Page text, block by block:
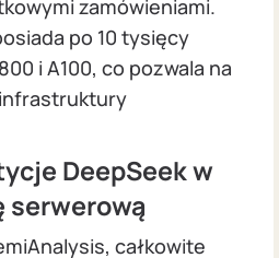
zamówieniami.
po 10 tysięcy
i A100, co pozwala na
DeepSeek w
całkowite